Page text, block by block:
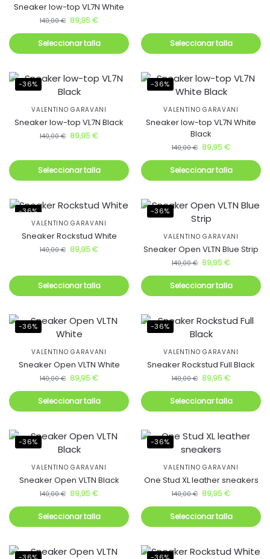
Sneaker low-top VL7N White
140,00€ 89,95€
Seleccionar talla Seleccionar talla
-36%
VALENTINO GARAVANI
Sneaker low-top VL7N Black
140,00€ 89,95€
Seleccionar talla
-36%
VALENTINO GARAVANI
Sneaker low-top VL7N White
Black
140,00€ 89,95€
Seleccionar talla
-36%
VALENTINO GARAVANI
Sneaker Rockstud White
140,00€ 89,95€
Seleccionar talla
-36%
VALENTINO GARAVANI
Sneaker Open VLTN Blue Strip
140,00€ 89,95€
Seleccionar talla
-36%
VALENTINO GARAVANI
Sneaker Open VLTN White
140,00€ 89,95€
Seleccionar talla
-36%
VALENTINO GARAVANI
Sneaker Rockstud Full Black
140,00€ 89,95€
Seleccionar talla
-36%
VALENTINO GARAVANI
Sneaker Open VLTN Black
140,00€ 89,95€
Seleccionar talla
-36%
VALENTINO GARAVANI
One Stud XL leather sneakers
140,00€ 89,95€
Seleccionar talla
-36% -36%